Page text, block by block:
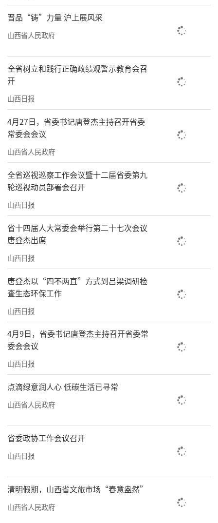
晋品“铸”力量 沪上展风采
山西省人民政府
全省树立和践行正确政绩观警示教育会召
开
山西日报
4月27日，省委书记唐登杰主持召开省委
常委会会议
山西省人民政府
全省巡视巡察工作会议暨十二届省委第九
轮巡视动员部署会召开
山西日报
省十四届人大常委会举行第二十七次会议
唐登杰出席
山西日报
唐登杰以“四不两直”方式到吕梁调研检
查生态环保工作
山西日报
4月9日，省委书记唐登杰主持召开省委常
委会会议
山西日报
点滴绿意润人心 低碳生活已寻常
山西省人民政府
省委政协工作会议召开
山西日报
清明假期，山西省文旅市场“春意盎然”
山西省人民政府